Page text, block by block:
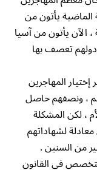
يأتون من
، الآن يأتون من آسيا
ودولهم تعصف بها
المهاجرين
، ونصفهم حاصل
، لكن المشكلة
لشهاداتهم
من السنين .
في القانون